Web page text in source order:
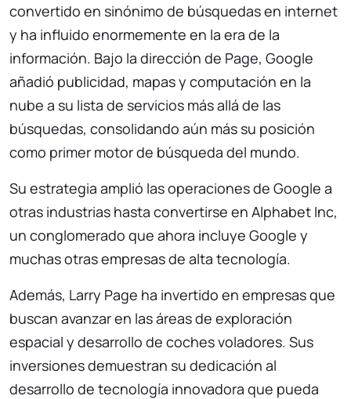
convertido en sinónimo de búsquedas en internet
y ha influido enormemente en la era de la
información. Bajo la dirección de Page, Google
añadió publicidad, mapas y computación en la
nube a su lista de servicios más allá de las
búsquedas, consolidando aún más su posición
como primer motor de búsqueda del mundo.
Su estrategia amplió las operaciones de Google a
otras industrias hasta convertirse en Alphabet Inc,
un conglomerado que ahora incluye Google y
muchas otras empresas de alta tecnología.
Además, Larry Page ha invertido en empresas que
buscan avanzar en las áreas de exploración
espacial y desarrollo de coches voladores. Sus
inversiones demuestran su dedicación al
desarrollo de tecnología innovadora que pueda